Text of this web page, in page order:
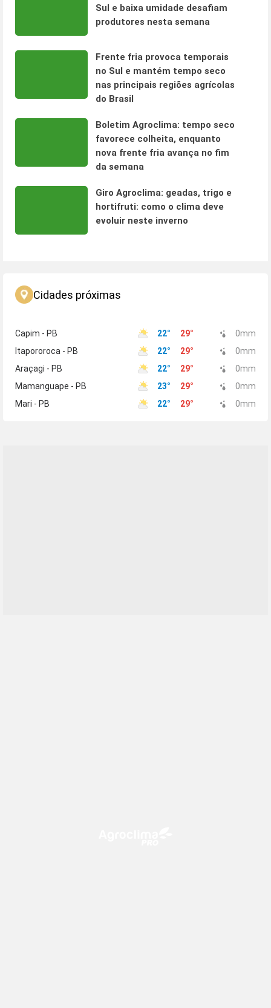
Sul e baixa umidade desafiam
produtores nesta semana
Frente fria provoca temporais
no Sul e mantém tempo seco
nas principais regiões agrícolas
do Brasil
Boletim Agroclima: tempo seco
favorece colheita, enquanto
nova frente fria avança no fim
da semana
Giro Agroclima: geadas, trigo e
hortifruti: como o clima deve
evoluir neste inverno
Cidades próximas
Capim - PB 22° 29° 0mm
Itapororoca - PB
22° 29° 0mm
Araçagi - PB
22° 29° 0mm
Mamanguape - PB
23° 29° 0mm
Mari - PB
22° 29° 0mm